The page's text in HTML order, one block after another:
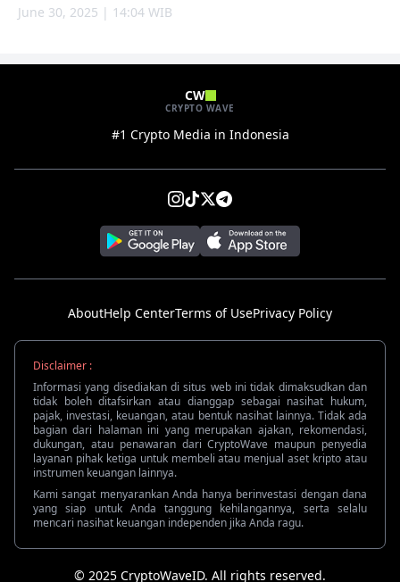
June 30, 2025 | 14:04 WIB
CW
CRYPTO WAVE
#1 Crypto Media in Indonesia
AboutHelp CenterTerms of UsePrivacy Policy
Disclaimer :
Informasi yang disediakan di situs web ini tidak dimaksudkan dan
tidak boleh ditafsirkan atau dianggap sebagai nasihat hukum,
pajak, investasi, keuangan, atau bentuk nasihat lainnya. Tidak ada
bagian dari halaman ini yang merupakan ajakan, rekomendasi,
dukungan, atau penawaran dari CryptoWave maupun penyedia
layanan pihak ketiga untuk membeli atau menjual aset kripto atau
instrumen keuangan lainnya.
Kami sangat menyarankan Anda hanya berinvestasi dengan dana
yang siap untuk Anda tanggung kehilangannya, serta selalu
mencari nasihat keuangan independen jika Anda ragu.
© 2025 CryptoWaveID. All rights reserved.